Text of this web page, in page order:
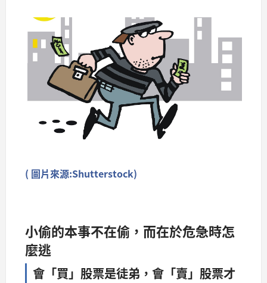
( 圖片來源:Shutterstock)
小偷的本事不在偷，而在於危急時怎
麼逃
會「買」股票是徒弟，會「賣」股票才